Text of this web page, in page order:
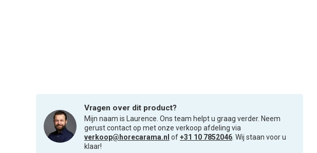
Vragen over dit product?
Mijn naam is Laurence. Ons team helpt u graag verder. Neem
gerust contact op met onze verkoop afdeling via
verkoop@horecarama.nl of+31 10 7852046 . Wij staan voor u
klaar!